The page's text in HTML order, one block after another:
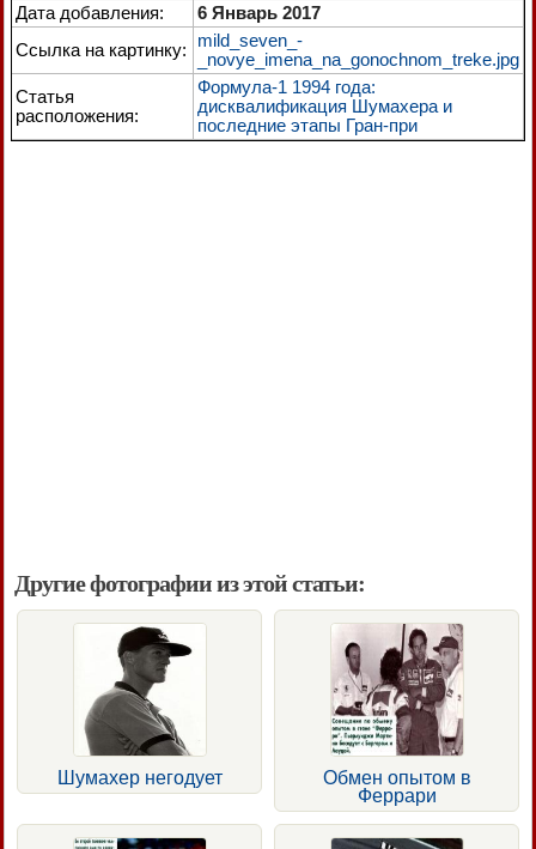
Дата добавления:
6 Январь 2017
Ссылка на картинку:
mild_seven_-
_novye_imena_na_gonochnom_treke.jpg
Статья
расположения:
Формула-1 1994 года:
дисквалификация Шумахера и
последние этапы Гран-при
Другие фотографии из этой статьи:
Шумахер негодует
Обмен опытом в
Феррари